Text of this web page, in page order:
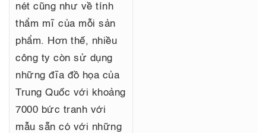
nét cũng như về tính
thẩm mĩ của mỗi sản
phẩm. Hơn thế, nhiều
công ty còn sử dụng
những đĩa đồ họa của
Trung Quốc với khoảng
7000 bức tranh với
mẫu sẵn có với những